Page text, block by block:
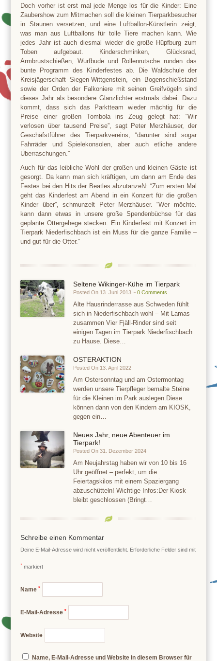
Doch vorher ist erst mal jede Menge los für die Kinder: Eine
Zaubershow zum Mitmachen soll die kleinen Tierparkbesucher
in Staunen versetzen, und eine Luftballon-Künstlerin zeigt,
was man aus Luftballons für tolle Tiere machen kann. Wie
jedes Jahr ist auch diesmal wieder die große Hüpfburg zum
Toben aufgebaut. Kinderschminken, Glücksrad,
Armbrustschießen, Wurfbude und Rollenrutsche runden das
bunte Programm des Kinderfestes ab. Die Waldschule der
Kreisjägerschaft Siegen-Wittgenstein, ein Bogenschießstand
sowie der Orden der Falkoniere mit seinen Greifvögeln sind
dieses Jahr als besondere Glanzlichter erstmals dabei. Dazu
kommt, dass sich das Parktteam wieder mächtig für die
Preise einer großen Tombola ins Zeug gelegt hat: “Wir
verlosen über tausend Preise”, sagt Peter Merzhäuser, der
Geschäfstführer des Tierparkvereins, “darunter sind sogar
Fahrräder und Spielekonsolen, aber auch etliche andere
Überraschungen.”
Auch für das leibliche Wohl der großen und kleinen Gäste ist
gesorgt. Da kann man sich kräftigen, um dann am Ende des
Festes bei den Hits der Beatles abzutanzeN: “Zum ersten Mal
geht das Kinderfest am Abend in ein Konzert für die großen
Kinder über”, schmunzelt Peter Merzhäuser. “Wer möchte.
kann dann etwas in unsere große Spendenbüchse für das
geplante Ottergehege stecken. Ein Kinderfest mit Konzert im
Tierpark Niederfischbach ist ein Muss für die ganze Familie –
und gut für die Otter.”
Seltene Wikinger-Kühe im Tierpark
Posted On 13. Juni 2013 ~0 Comments
Alte Hausrinderrasse aus Schweden fühlt
sich in Niederfischbach wohl – Mit Lamas
zusammen Vier Fjäll-Rinder sind seit
einigen Tagen im Tierpark Niederfischbach
zu Hause. Diese…
OSTERAKTION
Posted On 13. April 2022
Am Ostersonntag und am Ostermontag
werden unsere Tierpfleger bemalte Steine
für die Kleinen im Park auslegen.Diese
können dann von den Kindern am KIOSK,
gegen ein…
Neues Jahr, neue Abenteuer im
Tierpark!
Posted On 31. Dezember 2024
Am Neujahrstag haben wir von 10 bis 16
Uhr geöffnet – perfekt, um die
Feiertagskilos mit einem Spaziergang
abzuschütteln! Wichtige Infos:Der Kiosk
bleibt geschlossen (Bringt…
Schreibe einen Kommentar
Deine E-Mail-Adresse wird nicht veröffentlicht. Erforderliche Felder sind mit
* markiert
Name*
E-Mail-Adresse*
Website
Name, E-Mail-Adresse und Website in diesem Browser für